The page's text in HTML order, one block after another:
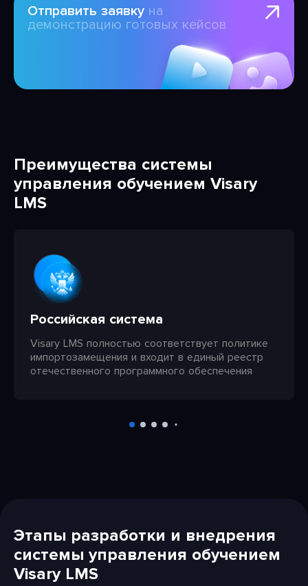
Отправить заявку на
демонстрацию готовых кейсов
Преимущества системы
управления обучением Visary
LMS
Российская система
Visary LMS полностью соответствует политике
импортозамещения и входит в единый реестр
отечественного программного обеспечения
Этапы разработки и внедрения
системы управления обучением
Visary LMS